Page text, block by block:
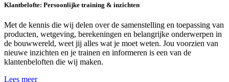
Klantbelofte: Persoonlijke training & inzichten
Met de kennis die wij delen over de samenstelling en toepassing van
producten, wetgeving, berekeningen en belangrijke onderwerpen in
de bouwwereld, weet jij alles wat je moet weten. Jou voorzien van
nieuwe inzichten en je trainen en informeren is een van de
klantenbeloften die wij maken.
Lees meer